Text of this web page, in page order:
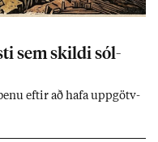
sem skildi sól­
eft­ir að hafa upp­götv­